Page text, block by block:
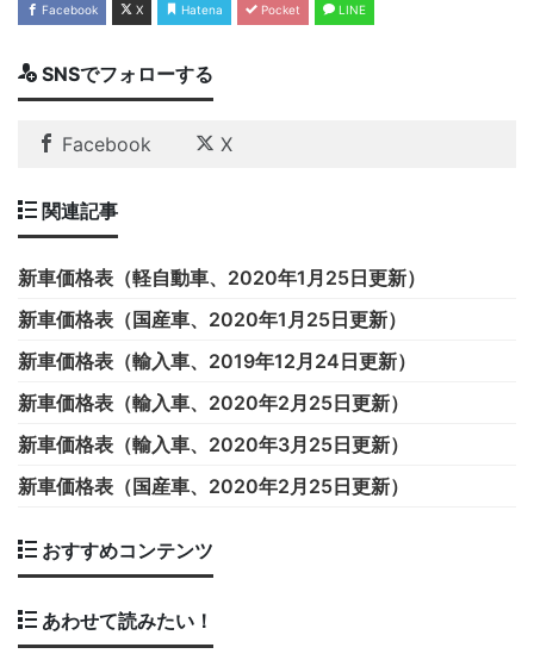
Facebook X Hatena Pocket LINE
SNSでフォローする
Facebook X
関連記事
新車価格表（軽自動車、2020年1月25日更新）
新車価格表（国産車、2020年1月25日更新）
新車価格表（輸入車、2019年12月24日更新）
新車価格表（輸入車、2020年2月25日更新）
新車価格表（輸入車、2020年3月25日更新）
新車価格表（国産車、2020年2月25日更新）
おすすめコンテンツ
あわせて読みたい！